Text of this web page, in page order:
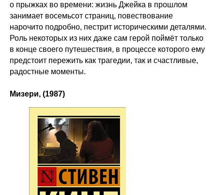
о прыжках во времени: жизнь Джейка в прошлом
занимает восемьсот страниц, повествование
нарочито подробно, пестрит историческими деталями.
Роль некоторых из них даже сам герой поймёт только
в конце своего путешествия, в процессе которого ему
предстоит пережить как трагедии, так и счастливые,
радостные моменты.
Мизери, (1987)